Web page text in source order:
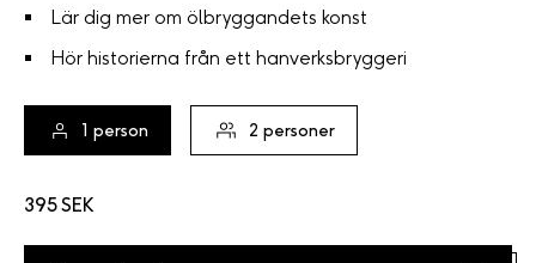
Lär dig mer om ölbryggandets konst
Hör historierna från ett hanverksbryggeri
1 person 2 personer
395 SEK